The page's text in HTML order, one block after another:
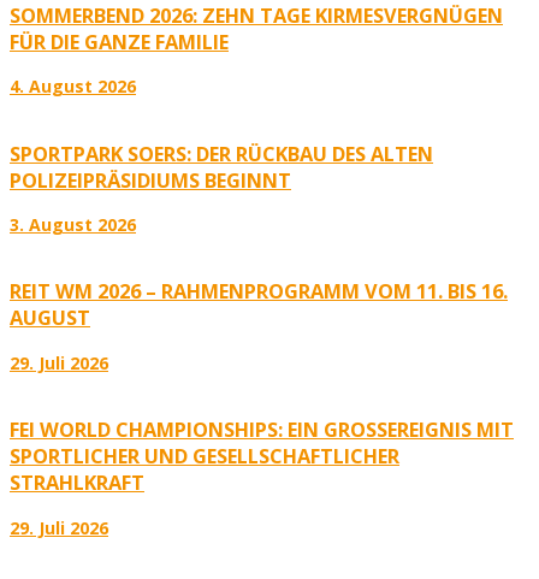
SOMMERBEND 2026: ZEHN TAGE KIRMESVERGNÜGEN
FÜR DIE GANZE FAMILIE
4. August 2026
SPORTPARK SOERS: DER RÜCKBAU DES ALTEN
POLIZEIPRÄSIDIUMS BEGINNT
3. August 2026
REIT WM 2026 – RAHMENPROGRAMM VOM 11. BIS 16.
AUGUST
29. Juli 2026
FEI WORLD CHAMPIONSHIPS: EIN GROSSEREIGNIS MIT S
PORTLICHER UND GESELLSCHAFTLICHER S
TRAHLKRAFT
29. Juli 2026